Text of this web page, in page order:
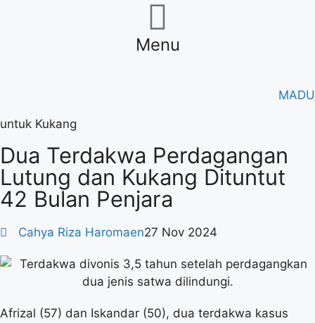
Menu
MADU
untuk Kukang
Dua Terdakwa Perdagangan
Lutung dan Kukang Dituntut
42 Bulan Penjara
Cahya Riza Haromaen27 Nov 2024
Afrizal (57) dan Iskandar (50), dua terdakwa kasus